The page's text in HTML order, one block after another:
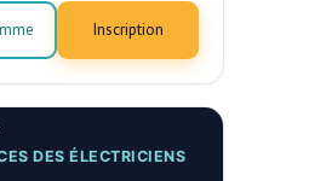
Inscription
DES ÉLECTRICIENS